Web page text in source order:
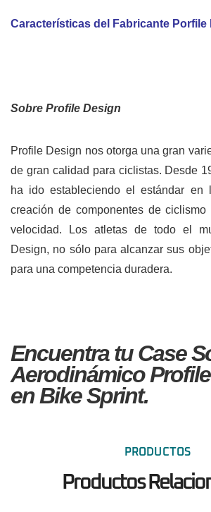
Características del Fabricante Porfile
Sobre Profile Design
Profile Design nos otorga una gran
de gran calidad para ciclistas. Desde
ha ido estableciendo el estándar en
creación de componentes de
velocidad. Los atletas de todo el
Design, no sólo para alcanzar sus
para una competencia duradera.
Encuentra tu Case
Aerodinámico
en Bike Sprint.
PRODUCTOS
Productos